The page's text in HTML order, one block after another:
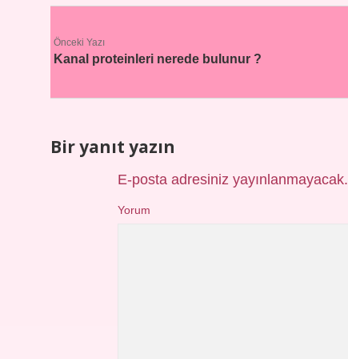
Önceki Yazı
Kanal proteinleri nerede bulunur ?
Bir yanıt yazın
E-posta adresiniz yayınlanmayacak.
Yorum